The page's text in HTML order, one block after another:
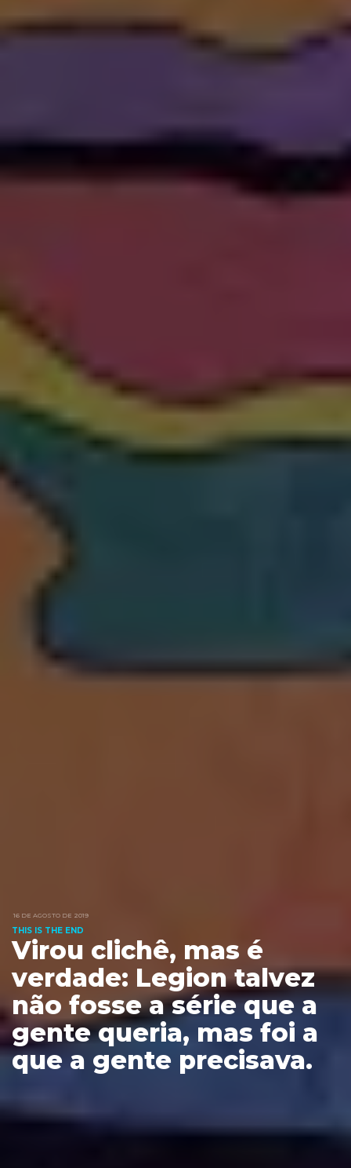
16 DE AGOSTO DE 2019
THIS IS THE END
Virou clichê, mas é
verdade: Legion talvez
não fosse a série que a
gente queria, mas foi a
que a gente precisava.